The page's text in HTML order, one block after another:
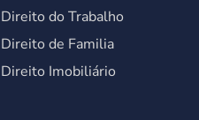
Direito do Trabalho
Direito de Familia
Direito Imobiliário